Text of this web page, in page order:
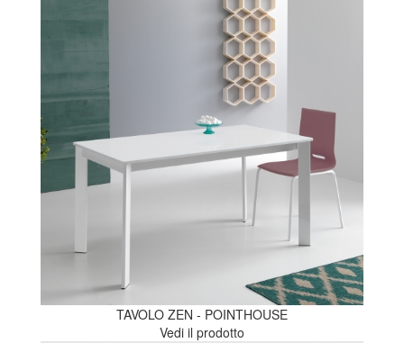
TAVOLO ZEN - POINTHOUSE
Vedi il prodotto